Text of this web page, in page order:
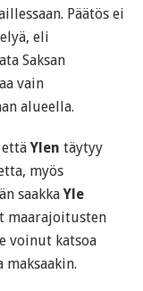
Päätös ei
eli
Saksan
vain
alueella.
ettäYlen täytyy
myös
saakkaYle
maarajoitusten
voinut katsoa
maksaakin.